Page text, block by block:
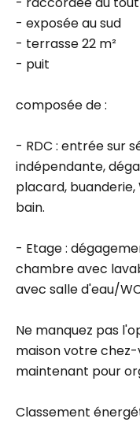
- exposée au sud
- terrasse 22 m²
- puit
composée de :
- RDC : entrée sur
indépendante,
placard,
bain.
- Etage :
chambre avec
avec salle d'eau/
Ne manquez pas
maison votre
maintenant pour
Classement